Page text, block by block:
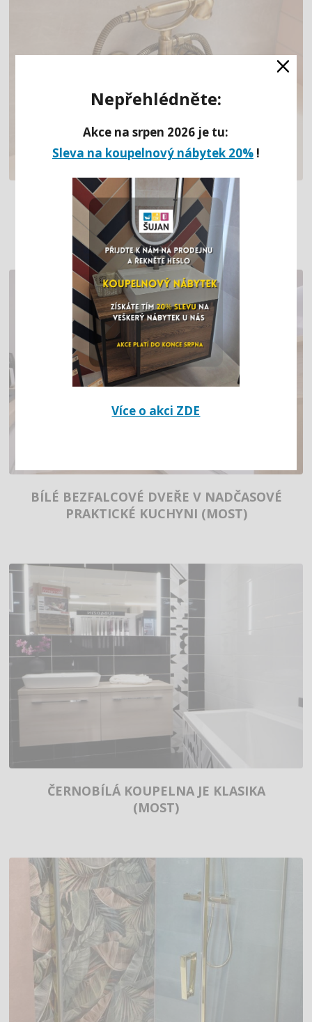
LUXUSNÍ KOUPELNA S BRONZOVÝMI
RETRO PRVKY (MOST)
BÍLÉ BEZFALCOVÉ DVEŘE V NADČASOVÉ
PRAKTICKÉ KUCHYNI (MOST)
ČERNOBÍLÁ KOUPELNA JE KLASIKA
(MOST)
Nepřehlédněte:
Akce na srpen 2026 je tu:
Sleva na koupelnový nábytek 20%!
Více o akci ZDE
×